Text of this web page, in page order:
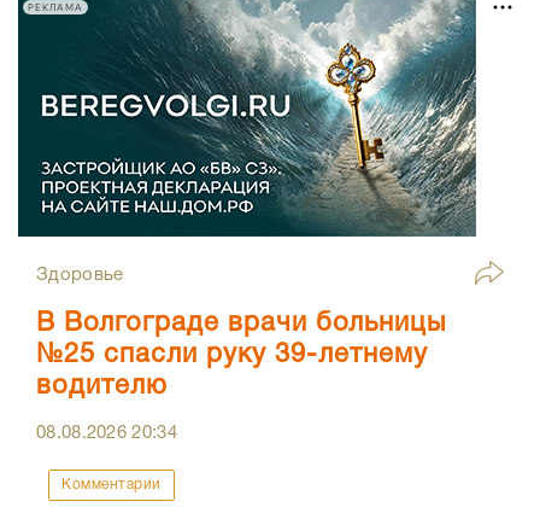
РЕКЛАМА
Здоровье
В Волгограде врачи больницы
№25 спасли руку 39-летнему
водителю
08.08.202620:34
Комментарии